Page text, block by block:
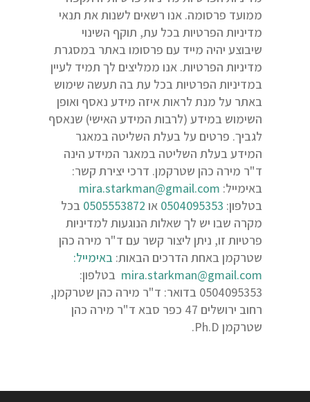
ממועד פרסומה. אנו רשאים לשנות את תנאי
מדיניות הפרטיות בכל עת, תוקף השינוי
שיבוצע יהיה מייד עם פרסומו באתר במסגרת
מדיניות הפרטיות. אנו ממליצים לך תמיד לעיין
במדיניות הפרטיות בכל עת בה תעשה שימוש
באתר על מנת לראות איזה מידע נאסף ואופן
השימוש במידע (לרבות המידע האישי) שנאסף
לגביך. פרטים על בעלת השליטה במאגר
המידע בעלת השליטה במאגר המידע הינה
ד"ר מירה כהן שטרקמן. דרכי יצירת קשר:
באימייל: mira.starkman@gmail.com
בטלפון: 0504095353 או 0505553872 בכל
מקרה שבו יש לך שאלות הנוגעות למדיניות
פרטיות זו, ניתן ליצור קשר עם ד"ר מירה כהן
שטרקמן באחת הדרכים הבאות: באימייל:
mira.starkman@gmail.com בטלפון:
0504095353 בדואר: ד"ר מירה כהן שטרקמן,
רחוב ירושלים 47 כפר סבא ד"ר מירה כהן
שטרקמן Ph.D.